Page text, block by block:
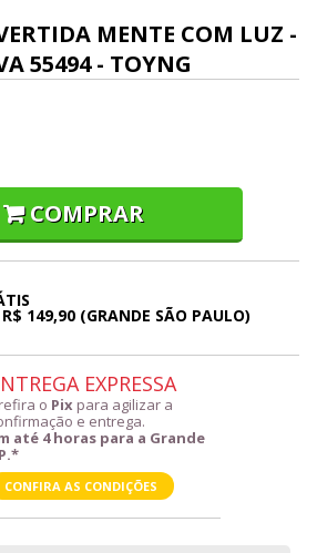
MENTE COM LUZ -
55494 - TOYNG
COMPRAR
149,90 (GRANDE SÃO PAULO)
EXPRESSA
o Pix para agilizar a
e entrega.
até 4 horas para a Grande
CONFIRA AS CONDIÇÕES